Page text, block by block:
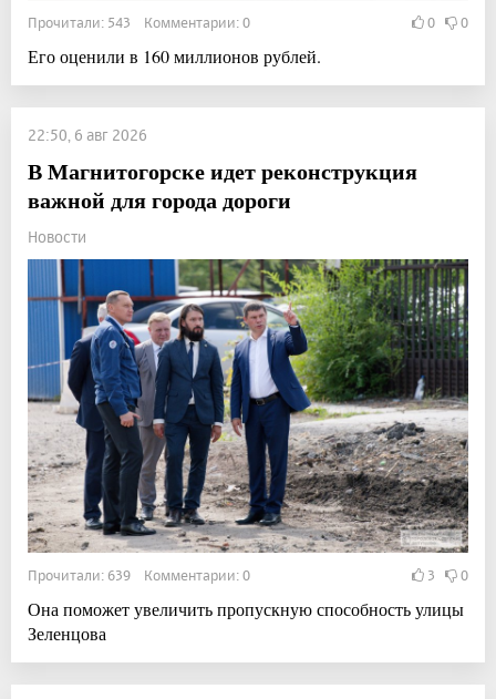
Прочитали: 543 Комментарии: 0 0 0
Его оценили в 160 миллионов рублей.
22:50, 6 авг 2026
В Магнитогорске идет реконструкция
важной для города дороги
Новости
Прочитали: 639 Комментарии: 0 3 0
Она поможет увеличить пропускную способность улицы
Зеленцова